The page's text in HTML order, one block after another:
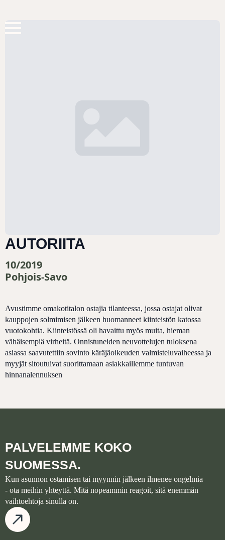
AUTORIITA
10/2019
Pohjois-Savo
Avustimme omakotitalon ostajia tilanteessa, jossa ostajat olivat
kauppojen solmimisen jälkeen huomanneet kiinteistön katossa
vuotokohtia. Kiinteistössä oli havaittu myös muita, hieman
vähäisempiä virheitä. Onnistuneiden neuvottelujen tuloksena
asiassa saavutettiin sovinto käräjäoikeuden valmisteluvaiheessa ja
myyjät sitoutuivat suorittamaan asiakkaillemme tuntuvan
hinnanalennuksen
PALVELEMME KOKO
SUOMESSA.
Kun asunnon ostamisen tai myynnin jälkeen ilmenee ongelmia
- ota meihin yhteyttä. Mitä nopeammin reagoit, sitä enemmän
vaihtoehtoja sinulla on.